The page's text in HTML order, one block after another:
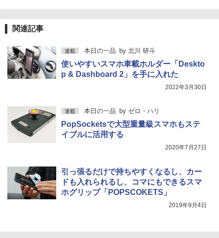
関連記事
連載 本日の一品 by 北川 研斗
使いやすいスマホ車載ホルダー「Deskto
p & Dashboard 2」を手に入れた
2022年3月30日
連載 本日の一品 by ゼロ・ハリ
PopSocketsで大型重量級スマホもステ
イブルに活用する
2020年7月27日
引っ張るだけで持ちやすくなるし、カー
ドも入れられるし、コマにもできるスマ
ホグリップ「POPSCOKETS」
2019年9月4日